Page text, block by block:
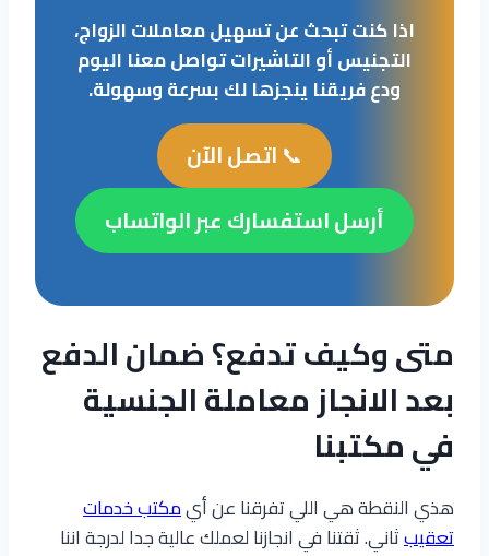
اذا كنت تبحث عن تسهيل معاملات الزواج،
التجنيس أو التاشيرات تواصل معنا اليوم
ودع فريقنا ينجزها لك بسرعة وسهولة.
📞اتصل الآن
أرسل استفسارك عبر الواتساب
متى وكيف تدفع؟ ضمان الدفع
بعد الانجاز معاملة الجنسية
في مكتبنا
هذي النقطة هي اللي تفرقنا عن أيمكتب خدمات
تعقيبثاني. ثقتنا في انجازنا لعملك عالية جدا لدرجة اننا